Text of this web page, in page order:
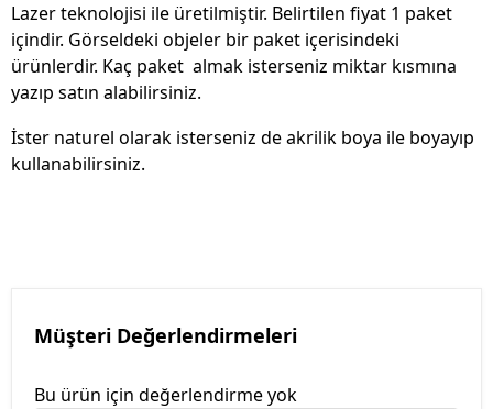
Lazer teknolojisi ile üretilmiştir. Belirtilen fiyat 1 paket
içindir. Görseldeki objeler bir paket içerisindeki
ürünlerdir. Kaç paket almak isterseniz miktar kısmına
yazıp satın alabilirsiniz.
İster naturel olarak isterseniz de akrilik boya ile boyayıp
kullanabilirsiniz.
Müşteri Değerlendirmeleri
Bu ürün için değerlendirme yok